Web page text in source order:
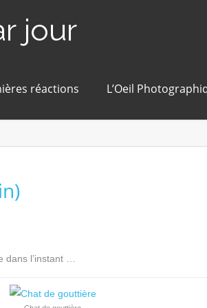
jour
réactions L’Oeil
dans l’instant …